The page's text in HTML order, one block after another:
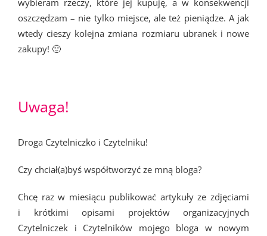
wybieram rzeczy, które jej kupuję, a w konsekwencji
oszczędzam – nie tylko miejsce, ale też pieniądze. A jak
wtedy cieszy kolejna zmiana rozmiaru ubranek i nowe
zakupy! 🙂
Uwaga!
Droga Czytelniczko i Czytelniku!
Czy chciał(a)byś współtworzyć ze mną bloga?
Chcę raz w miesiącu publikować artykuły ze zdjęciami
i krótkimi opisami projektów organizacyjnych
Czytelniczek i Czytelników mojego bloga w nowym